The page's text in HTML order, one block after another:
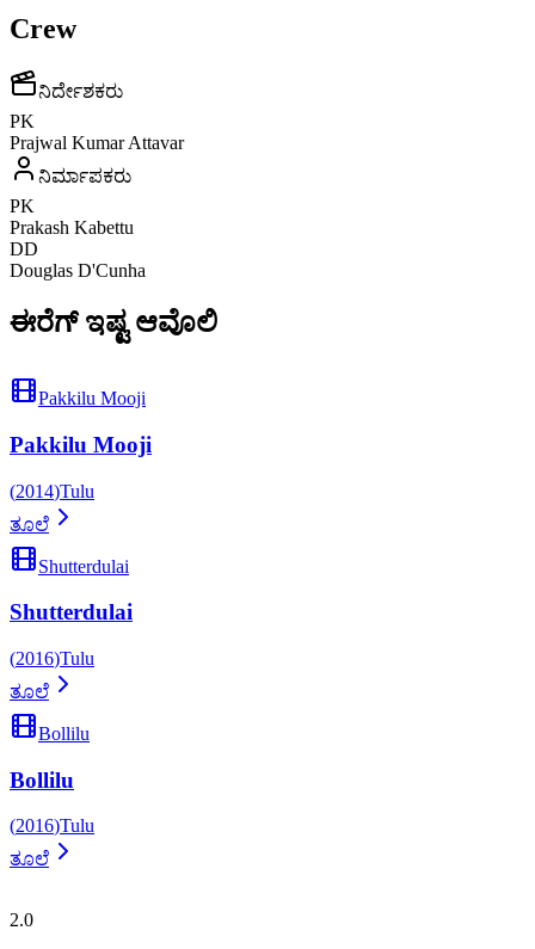
Crew
ನಿರ್ದೇಶಕರು
PK
Prajwal Kumar Attavar
ನಿರ್ಮಾಪಕರು
PK
Prakash Kabettu
DD
Douglas D'Cunha
ಈರೆಗ್ ಇಷ್ಟ ಆವೊಲಿ
Pakkilu Mooji
Pakkilu Mooji
(2014)Tulu
ತೂಲೆ
Shutterdulai
Shutterdulai
(2016)Tulu
ತೂಲೆ
Bollilu
Bollilu
(2016)Tulu
ತೂಲೆ
2.0